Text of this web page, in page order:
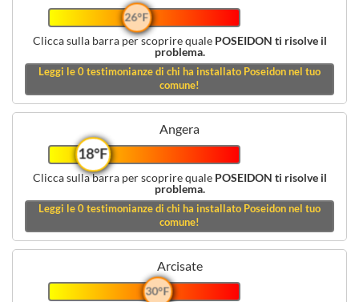
26°F
Clicca sulla barra per scoprire quale POSEIDON ti risolve il
problema.
Leggi le0testimonianze di chi ha installato Poseidon nel tuo
comune!
Angera
18°F
Clicca sulla barra per scoprire quale POSEIDON ti risolve il
problema.
Leggi le0testimonianze di chi ha installato Poseidon nel tuo
comune!
Arcisate
30°F